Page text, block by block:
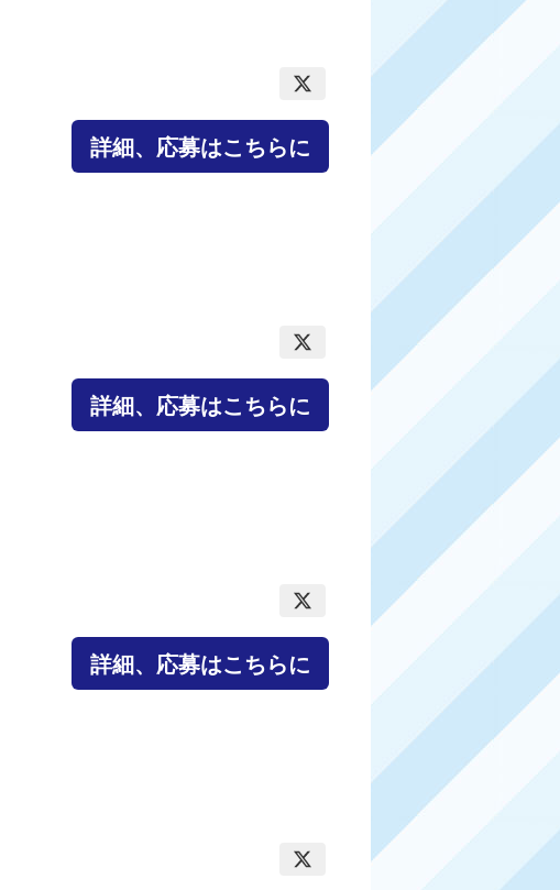
詳細、応募はこちらに
詳細、応募はこちらに
詳細、応募はこちらに